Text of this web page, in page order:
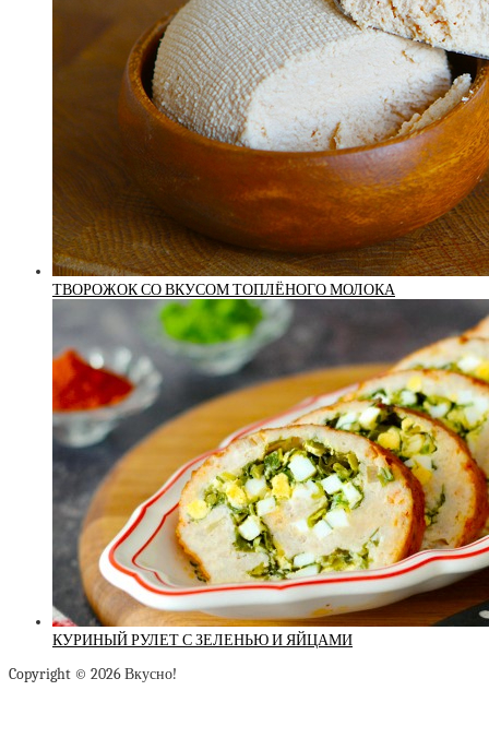
ТВОРОЖОК СО ВКУСОМ ТОПЛЁНОГО МОЛОКА
КУРИНЫЙ РУЛЕТ С ЗЕЛЕНЬЮ И ЯЙЦАМИ
Copyright © 2026 Вкусно!